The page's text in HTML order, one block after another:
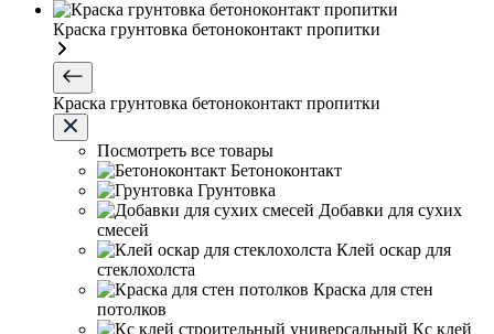
Краска грунтовка бетоноконтакт пропитки
Краска грунтовка бетоноконтакт пропитки
Посмотреть все товары
Бетоноконтакт
Грунтовка
Добавки для сухих
смесей
Клей оскар для
стеклохолста
Краска для стен
потолков
Кс клей